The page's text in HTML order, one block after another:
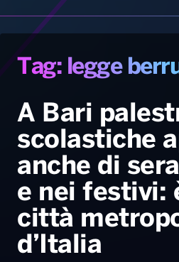
Palinsesto
Hit
PALATOUR
Notizie
Locali
Musica e
Sport
Radio Norba
Leggerissime
Playlist
Novità
Notiziario
Interviste
Oroscopo
Speciale
Gallery
Radio Norba News
Voce al Bari
Battiti Live 2026
Gallery
Tag: legge
A Bari
scolastiche
anche di
e nei festivi:
città
d’Italia